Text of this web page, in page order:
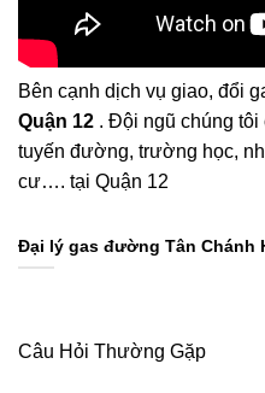
Bên cạnh dịch vụ giao, đổi
Quận 12 . Đội ngũ chúng tôi
tuyến đường, trường học,
cư…. tại Quận 12
Đại lý gas đường Tân Chánh
Câu Hỏi Thường Gặp